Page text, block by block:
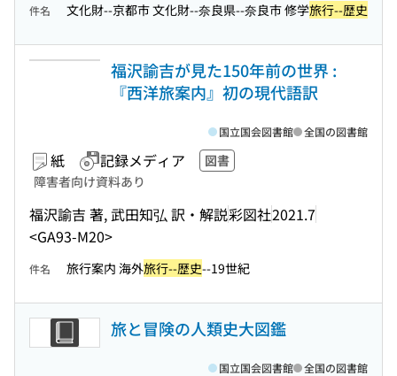
件名 文化財--京都市 文化財--奈良県--奈良市 修学旅行--歴史
福沢諭吉が見た150年前の世界 :
『西洋旅案内』初の現代語訳
紙 記録メディア
図書
障害者向け資料あり
福沢諭吉 著, 武田知弘 訳・解説彩図社2021.7
<GA93-M20>
国立国会図書館 全国の図書館
件名 旅行案内 海外旅行--歴史--19世紀
旅と冒険の人類史大図鑑
国立国会図書館 全国の図書館